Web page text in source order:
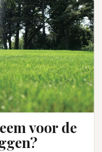
voor de